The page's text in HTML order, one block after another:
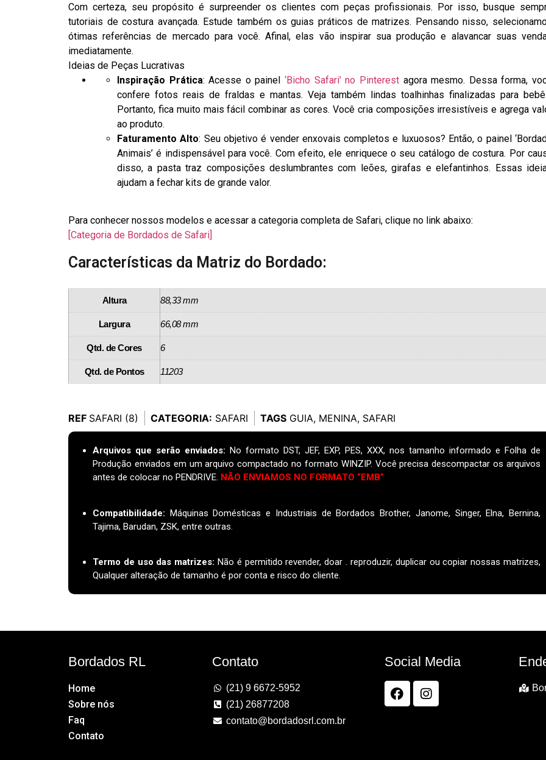
Com certeza, seu propósito é surpreender os clientes com peças profissionais. Por isso, busque
tutoriais de costura avançada. Estude também os guias práticos de matrizes. Pensando nisso,
ótimas referências de mercado para você. Afinal, elas vão inspirar sua produção e alavancar suas
imediatamente.
Ideias de Peças Lucrativas
Inspiração Prática: Acesse o painel‘Bicho Safari’ no Pinterestagora mesmo. Dessa forma,
confere fotos reais de fraldas e mantas. Veja também lindas toalhinhas finalizadas para
Portanto, fica muito mais fácil combinar as cores. Você cria composições irresistíveis e agrega
ao produto.
Faturamento Alto: Seu objetivo é vender enxovais completos e luxuosos? Então, o painel
Animais’ é indispensável para você. Com efeito, ele enriquece o seu catálogo de costura. Por
disso, a pasta traz composições deslumbrantes com leões, girafas e elefantinhos. Essas
ajudam a fechar kits de grande valor.
Para conhecer nossos modelos e acessar a categoria completa de Safari, clique no link abaixo:
[Categoria de Bordados de Safari]
Características da Matriz do Bordado:
Altura 88,33 mm
Largura 66,08 mm
Qtd. de Cores 6
Qtd. de Pontos 11203
REF SAFARI (8) CATEGORIA: SAFARI TAGS GUIA, MENINA, SAFARI
Arquivos que serão enviados: No formato DST, JEF, EXP, PES, XXX, nos tamanho informado e Folha de
Produção enviados em um arquivo compactado no formato WINZIP. Você precisa descompactar os arquivos
antes de colocar no PENDRIVE. NÃO ENVIAMOS NO FORMATO “EMB”
Compatibilidade: Máquinas Domésticas e Industriais de Bordados Brother, Janome, Singer, Elna, Bernina,
Tajima, Barudan, ZSK, entre outras.
Termo de uso das matrizes: Não é permitido revender, doar . reproduzir, duplicar ou copiar nossas matrizes,
Qualquer alteração de tamanho é por conta e risco do cliente.
Bordados RL
Home
Sobre nós
Faq
Contato
Contato
(21) 9 6672-5952
(21) 26877208
contato@bordadosrl.com.br
Social Media